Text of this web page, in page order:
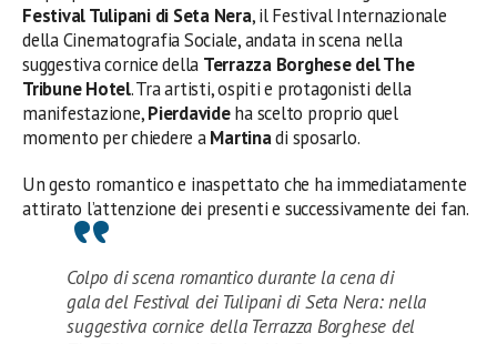
Festival Tulipani di Seta Nera, il Festival Internazionale
della Cinematografia Sociale, andata in scena nella
suggestiva cornice della Terrazza Borghese del The
Tribune Hotel. Tra artisti, ospiti e protagonisti della
manifestazione,Pierdavideha scelto proprio quel
momento per chiedere aMartinadi sposarlo.
Un gesto romantico e inaspettato che ha immediatamente
attirato l’attenzione dei presenti e successivamente dei fan.
Colpo di scena romantico durante la cena di
gala del Festival dei Tulipani di Seta Nera: nella
suggestiva cornice della Terrazza Borghese del